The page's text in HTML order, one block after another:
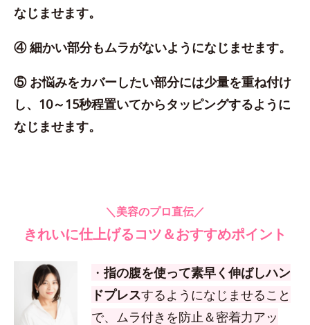
なじませます。
④ 細かい部分もムラがないようになじませます。
⑤ お悩みをカバーしたい部分には少量を重ね付け
し、10～15秒程置いてからタッピングするように
なじませます。
＼美容のプロ直伝／
きれいに仕上げるコツ＆おすすめポイント
・指の腹を使って素早く伸ばしハン
ドプレスするようになじませること
で、ムラ付きを防止＆密着力アッ